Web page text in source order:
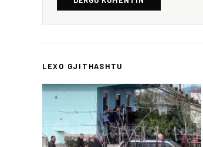
LEXO GJITHASHTU